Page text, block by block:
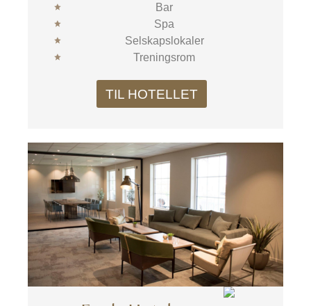
Bar
Spa
Selskapslokaler
Treningsrom
TIL HOTELLET